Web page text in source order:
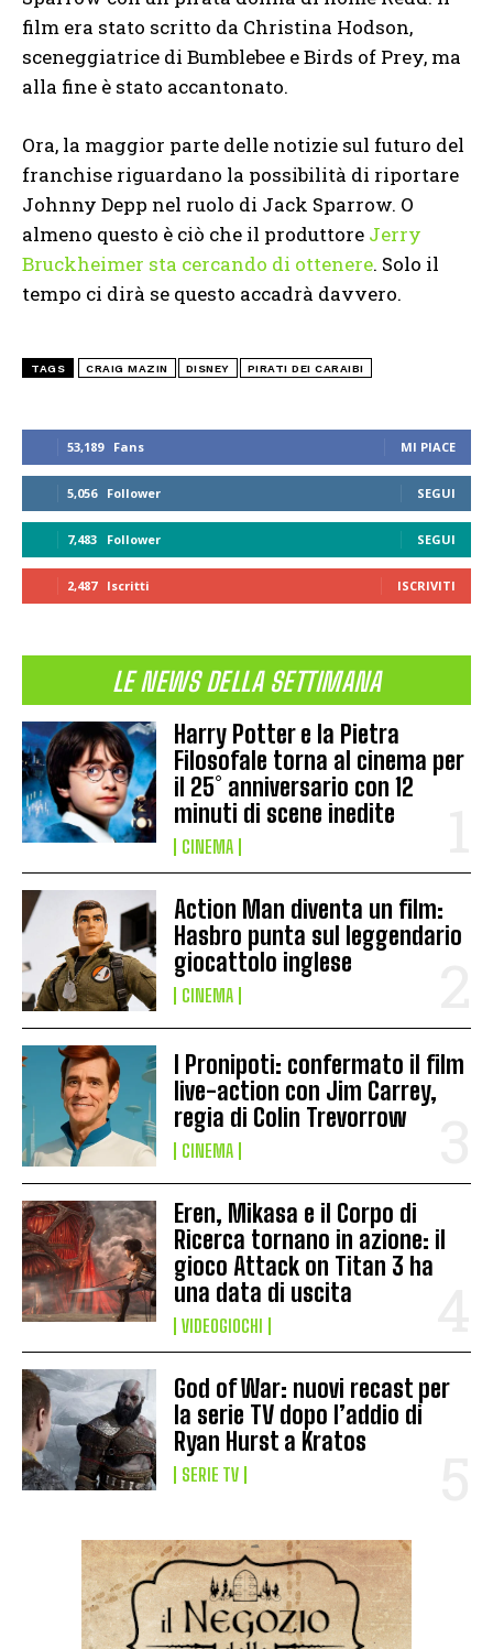
53,189 Fans MI PIACE
5,056 Follower SEGUI
7,483 Follower SEGUI
2,487 Iscritti ISCRIVITI
LE NEWS DELLA SETTIMANA
Harry Potter e la Pietra
Filosofale torna al cinema per
il 25° anniversario con 12
minuti di scene inedite
CINEMA
Action Man diventa un film:
Hasbro punta sul leggendario
giocattolo inglese
CINEMA
I Pronipoti: confermato il film
live-action con Jim Carrey,
regia di Colin Trevorrow
CINEMA
Eren, Mikasa e il Corpo di
Ricerca tornano in azione: il
gioco Attack on Titan 3 ha
una data di uscita
VIDEOGIOCHI
God of War: nuovi recast per
la serie TV dopo l’addio di
Ryan Hurst a Kratos
SERIE TV
film era stato scritto da Christina Hodson,
sceneggiatrice di Bumblebee e Birds of Prey, ma
alla fine è stato accantonato.
Ora, la maggior parte delle notizie sul futuro del
franchise riguardano la possibilità di riportare
Johnny Depp nel ruolo di Jack Sparrow. O
almeno questo è ciò che il produttore Jerry
Bruckheimer sta cercando di ottenere. Solo il
tempo ci dirà se questo accadrà davvero.
TAGS CRAIG MAZIN DISNEY PIRATI DEI CARAIBI